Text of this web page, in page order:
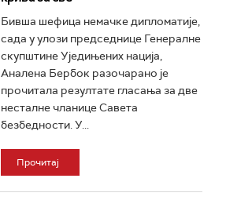
Бивша шефица немачке дипломатије,
сада у улози председнице Генералне
скупштине Уједињених нација,
Аналена Бербок разочарано је
прочитала резултате гласања за две
несталне чланице Савета
безбедности. У...
Прочитај